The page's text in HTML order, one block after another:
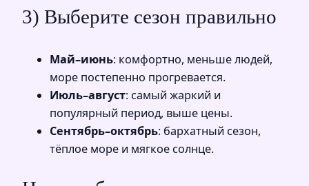
3) Выберите сезон правильно
Май–июнь: комфортно, меньше людей,
море постепенно прогревается.
Июль–август: самый жаркий и
популярный период, выше цены.
Сентябрь–октябрь: бархатный сезон,
тёплое море и мягкое солнце.